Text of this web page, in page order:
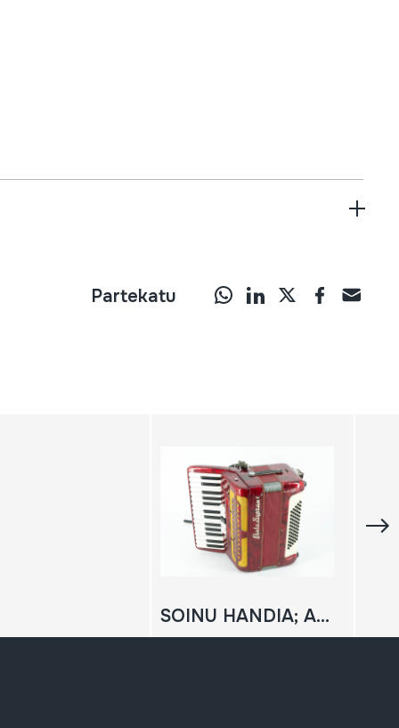
Partekatu
SOINU HANDIA; ACCORDEON; PIANOZKO AKORDEOIA